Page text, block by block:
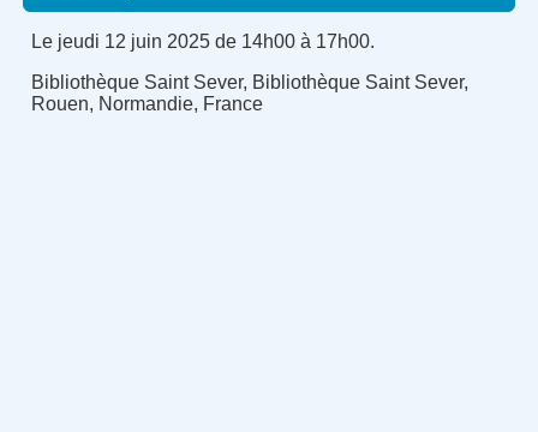
Le jeudi 12 juin 2025 de 14h00 à 17h00.
Bibliothèque Saint Sever, Bibliothèque Saint Sever,
Rouen, Normandie, France